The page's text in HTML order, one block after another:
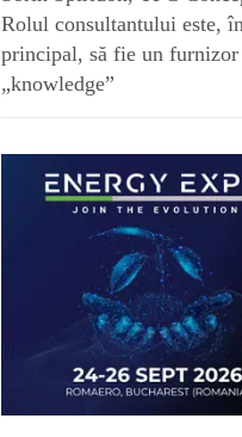
Rolul consultantului este,
principal, să fie un furnizor
„knowledge”